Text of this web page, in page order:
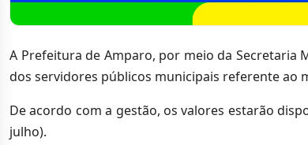
A Prefeitura de Amparo, por meio da Secretaria
dos servidores públicos municipais referente ao
De acordo com a gestão, os valores estarão
julho).